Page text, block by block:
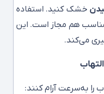
خشک کنید. استفاده
مناسب هم مجاز است. این
می‌کند.
را به‌سرعت آرام کنند: